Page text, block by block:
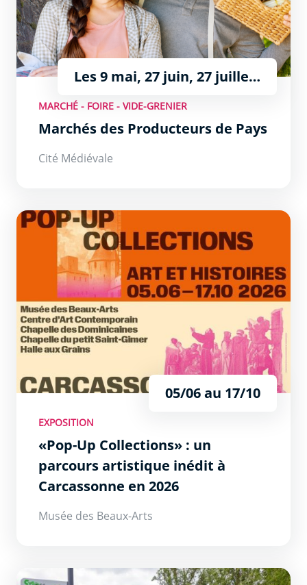
Les 9 mai, 27 juin, 27 juillet
et 10 août
MARCHÉ - FOIRE - VIDE-GRENIER
Marchés des Producteurs de Pays
Cité Médiévale
«Pop-Up Collections» : un parcours artistique inédit à
05/06 au 17/10
EXPOSITION
«Pop-Up Collections» : un
parcours artistique inédit à
Carcassonne en 2026
Musée des Beaux-Arts
Activités ludiques et sportives